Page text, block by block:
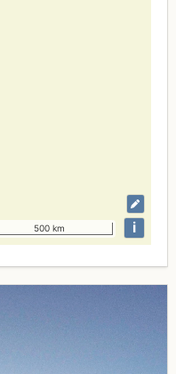
500 km i